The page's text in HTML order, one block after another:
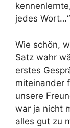
jedes Wort…“
Wie schön,
Satz wahr
erstes
miteinander
unsere
war ja nicht
alles gut zu